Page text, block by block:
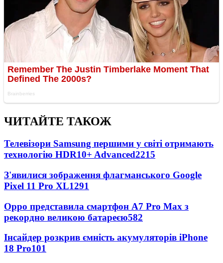
ЧИТАЙТЕ ТАКОЖ
Телевізори Samsung першими у світі отримають
технологію HDR10+ Advanced2215
З'явилися зображення флагманського Google
Pixel 11 Pro XL1291
Oppo представила смартфон A7 Pro Max з
рекордно великою батареєю582
Інсайдер розкрив ємність акумуляторів iPhone
18 Pro101